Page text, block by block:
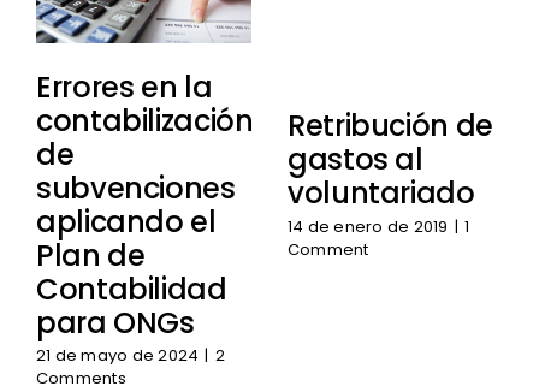
Errores en la
contabilización
de
subvenciones
aplicando el
Plan de
Contabilidad
para ONGs
21 de mayo de 2024 | 2
Comments
Retribución de
gastos al
voluntariado
14 de enero de 2019 | 1
Comment